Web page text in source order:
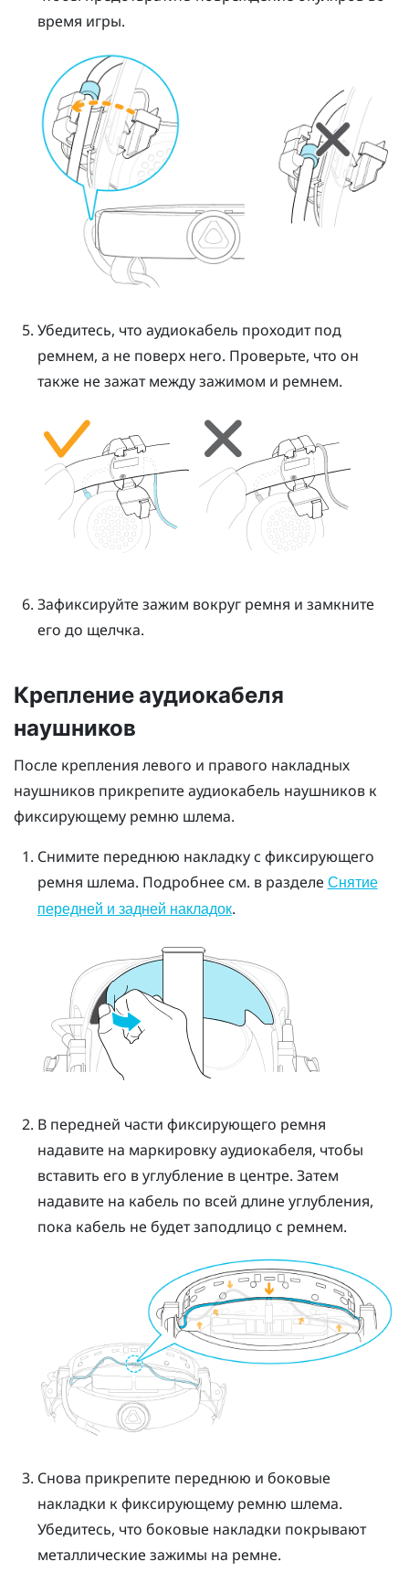
время игры.
Убедитесь, что аудиокабель проходит под
ремнем, а не поверх него. Проверьте, что он
также не зажат между зажимом и ремнем.
Зафиксируйте зажим вокруг ремня и замкните
его до щелчка.
Крепление аудиокабеля
наушников
После крепления левого и правого накладных
наушников прикрепите аудиокабель наушников к
фиксирующему ремню шлема.
Снимите переднюю накладку с фиксирующего
ремня шлема. Подробнее см. в разделе Снятие
передней и задней накладок.
В передней части фиксирующего ремня
надавите на маркировку аудиокабеля, чтобы
вставить его в углубление в центре. Затем
надавите на кабель по всей длине углубления,
пока кабель не будет заподлицо с ремнем.
Снова прикрепите переднюю и боковые
накладки к фиксирующему ремню шлема.
Убедитесь, что боковые накладки покрывают
металлические зажимы на ремне.